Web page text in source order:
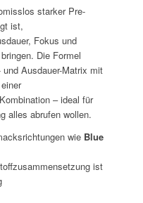
starker Pre-
ist,
Fokus und
Die Formel
Ausdauer-Matrix mit
– ideal für
alles abrufen wollen.
wie Blue
ist